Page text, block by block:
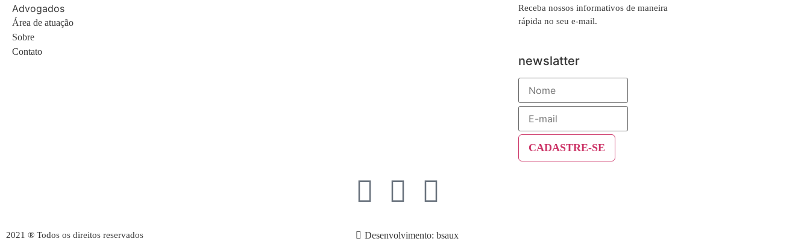
Advogados
Área de atuação
Sobre
Contato
Receba nossos informativos de maneira
rápida no seu e-mail.
newslatter
2021 ® Todos os direitos reservados Desenvolvimento: bsaux